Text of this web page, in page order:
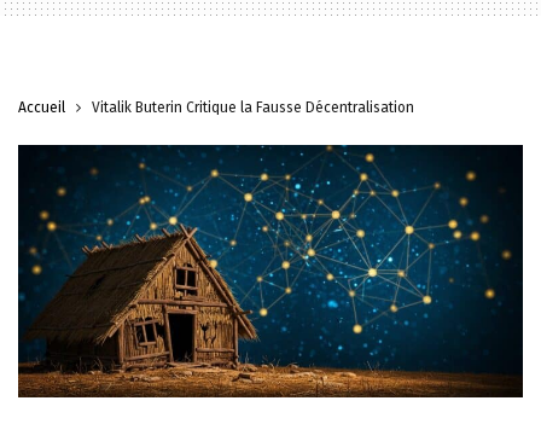
Accueil Vitalik Buterin Critique la Fausse Décentralisation